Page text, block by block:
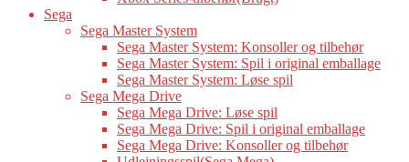
Sega
Sega Master System
Sega Master System: Konsoller og tilbehør
Sega Master System: Spil i original emballage
Sega Master System: Løse spil
Sega Mega Drive
Sega Mega Drive: Løse spil
Sega Mega Drive: Spil i original emballage
Sega Mega Drive: Konsoller og tilbehør